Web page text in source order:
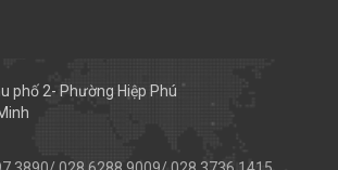
phố 2- Phường Hiệp Phú